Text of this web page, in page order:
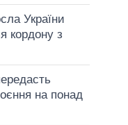
України
кордону з
на понад